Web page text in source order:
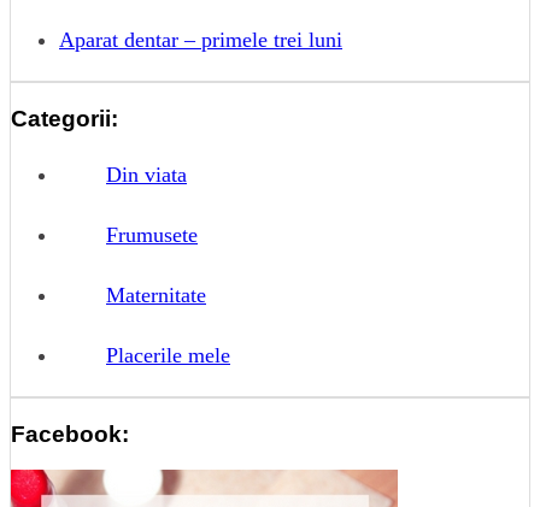
Aparat dentar – primele trei luni
Categorii:
Din viata
Frumusete
Maternitate
Placerile mele
Facebook: